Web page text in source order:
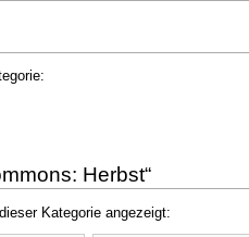
Herbst“
Kategorie angezeigt: